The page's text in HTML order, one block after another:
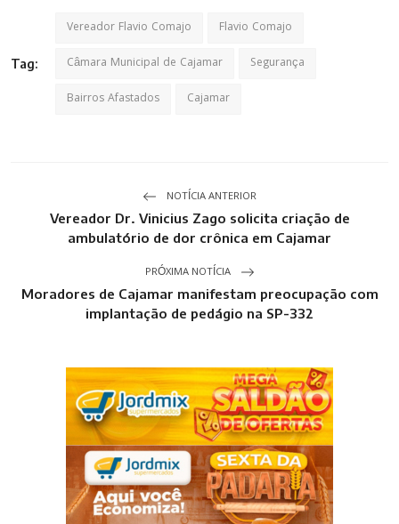
Tag:
Vereador Flavio Comajo
Flavio Comajo
Câmara Municipal de Cajamar
Segurança
Bairros Afastados
Cajamar
NOTÍCIA ANTERIOR
Vereador Dr. Vinicius Zago solicita criação de
ambulatório de dor crônica em Cajamar
PRÓXIMA NOTÍCIA
Moradores de Cajamar manifestam preocupação com
implantação de pedágio na SP-332